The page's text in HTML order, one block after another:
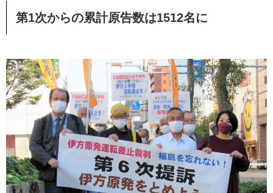
第1次からの累計原告数は1512名に